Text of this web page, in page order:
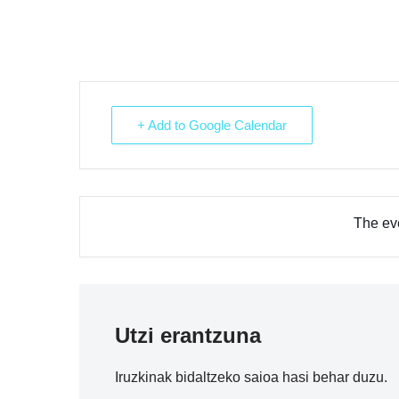
+ Add to Google Calendar
The
Utzi erantzuna
Iruzkinak bidaltzeko saioa hasi behar duzu.